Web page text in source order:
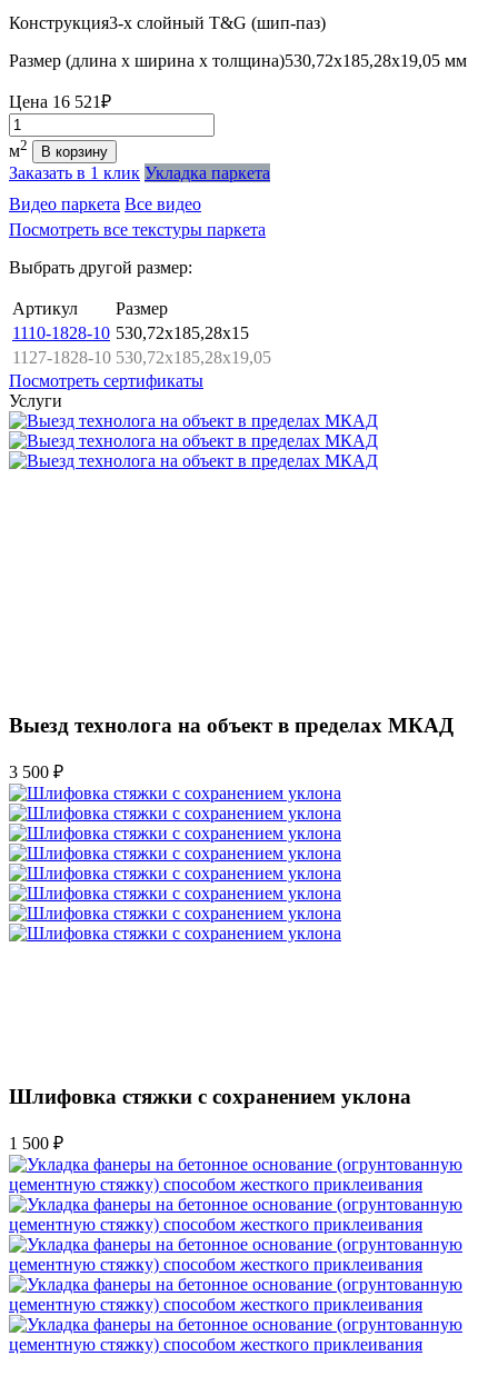
Конструкция3-х слойный T&G (шип-паз)
Размер (длина х ширина х толщина)530,72х185,28х19,05 мм
Цена 16 521₽
Количество
м2 В корзину
Заказать в 1 клик Укладка паркета
Видео паркета Все видео
Посмотреть все текстуры паркета
Выбрать другой размер:
Артикул
Размер
1110-1828-10 530,72x185,28x15
1127-1828-10 530,72x185,28x19,05
Посмотреть сертификаты
Услуги
Выезд технолога на объект в пределах МКАД
3 500 ₽
Шлифовка стяжки с сохранением уклона
1 500 ₽